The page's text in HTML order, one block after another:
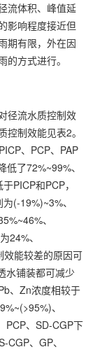
流体积、峰值延
影响程度接近但
期有限，外在因
方式进行。
径流水质控制效
制效能见表2。
、PCP、PAP
了72%~99%、
PICP和PCP，
(-19%)~3%、
、
24%、
效能较差的原因可
水铺装都可减少
、Zn浓度相较于
、
PCP、SD-CGP下
、GP、